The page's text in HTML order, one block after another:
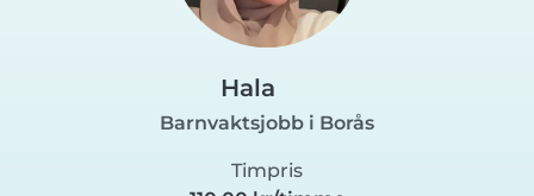
Hala
Barnvaktsjobb i Borås
Timpris